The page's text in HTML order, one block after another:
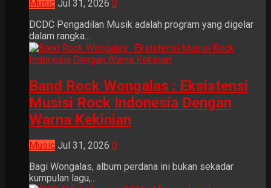
Music Jul 31, 2026 0
DCDC Pengadilan Musik adalah program yang digelar
dalam rangka...
Band Rock Wongalas : Eksistensi
Musisi Rock Indonesia Dengan
Warna Kekinian
Music Jul 31, 2026 0
Bagi Wongalas, album perdana ini bukan sekadar
kumpulan lagu,...